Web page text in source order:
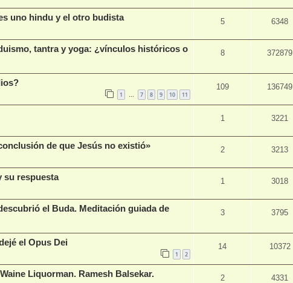
uno hindu y el otro budista 5 6348
tantra y yoga: ¿vínculos históricos o
8 372879
1 … 7 8 9 10 11
109 136749
1 3221
de que Jesús no existió» 2 3213
su respuesta 1 3018
el Buda. Meditación guiada de
3 3795
el Opus Dei
1 2
14 10372
Liquorman. Ramesh Balsekar. 2 4331